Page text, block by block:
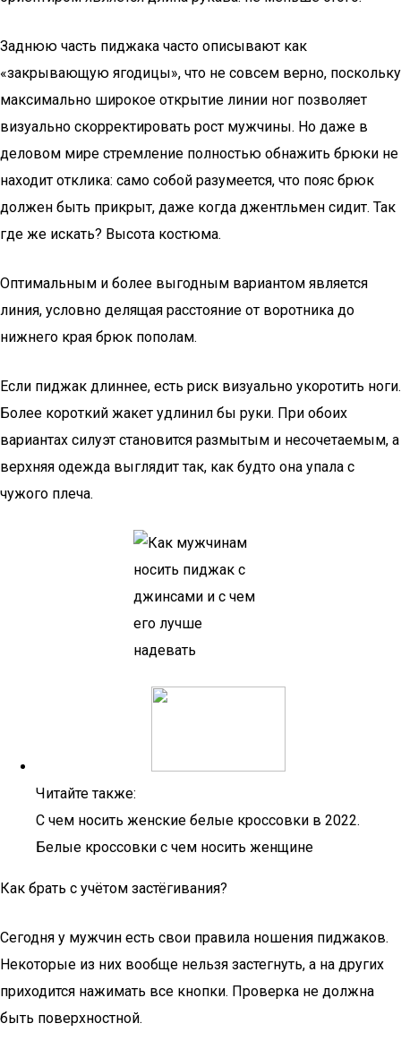
Заднюю часть пиджака часто описывают как
«закрывающую ягодицы», что не совсем верно, поскольку
максимально широкое открытие линии ног позволяет
визуально скорректировать рост мужчины. Но даже в
деловом мире стремление полностью обнажить брюки не
находит отклика: само собой разумеется, что пояс брюк
должен быть прикрыт, даже когда джентльмен сидит. Так
где же искать? Высота костюма.
Оптимальным и более выгодным вариантом является
линия, условно делящая расстояние от воротника до
нижнего края брюк пополам.
Если пиджак длиннее, есть риск визуально укоротить ноги.
Более короткий жакет удлинил бы руки. При обоих
вариантах силуэт становится размытым и несочетаемым, а
верхняя одежда выглядит так, как будто она упала с
чужого плеча.
Читайте также:
С чем носить женские белые кроссовки в 2022.
Белые кроссовки с чем носить женщине
Как брать с учётом застёгивания?
Сегодня у мужчин есть свои правила ношения пиджаков.
Некоторые из них вообще нельзя застегнуть, а на других
приходится нажимать все кнопки. Проверка не должна
быть поверхностной.